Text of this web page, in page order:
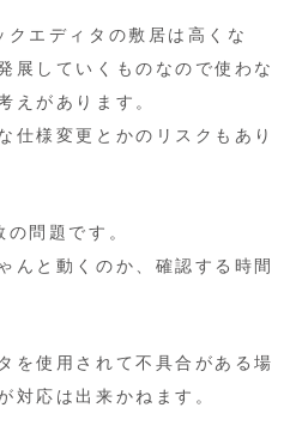
エディタの敷居は高くな
展していくものなので使わな
えがあります。
仕様変更とかのリスクもあり
問題です。
んと動くのか、確認する時間
を使用されて不具合がある場
対応は出来かねます。